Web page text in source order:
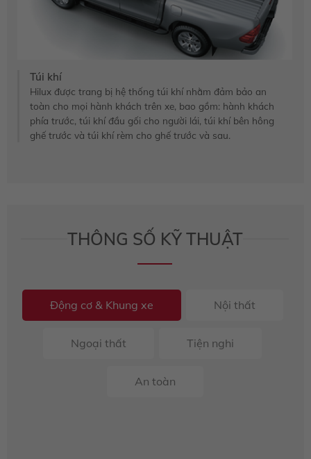
Túi khí
Hilux được trang bị hệ thống túi khí nhằm đảm bảo an
toàn cho mọi hành khách trên xe, bao gồm: hành khách
phía trước, túi khí đầu gối cho người lái, túi khí bên hông
ghế trước và túi khí rèm cho ghế trước và sau.
THÔNG SỐ KỸ THUẬT
Động cơ & Khung xe Nội thất
Ngoại thất Tiện nghi
An toàn